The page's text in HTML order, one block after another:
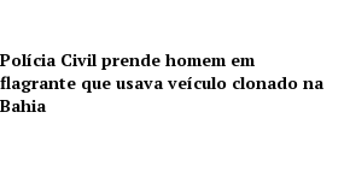
Polícia Civil prende homem em
flagrante que usava veículo clonado na
Bahia